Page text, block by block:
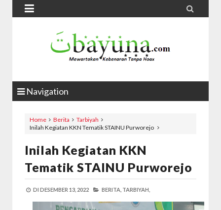
 
Navigation
Home Berita
Tarbiyah
Inilah Kegiatan KKN Tematik STAINU Purworejo
Inilah Kegiatan KKN
Tematik STAINU Purworejo
DI DESEMBER 13, 2022 BERITA, TARBIYAH,